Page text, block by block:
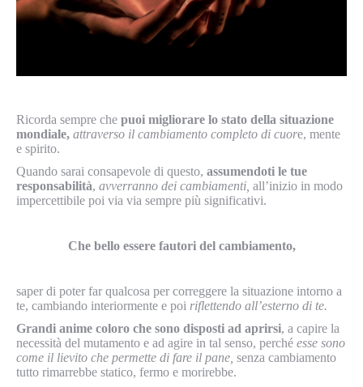
Ricorda sempre che puoi migliorare lo stato della situazione
mondiale, attraverso il cambiamento completo di cuore, mente
e spirito.
Quando sarai consapevole di questo, assumendoti le tue
responsabilità, avverranno dei cambiamenti, all’inizio in modo
impercettibile poi via via sempre più significativi.
Che bello essere fautori del cambiamento,
saper di poter far qualcosa per correggere la situazione intorno a
te, cambiando interiormente e poi riflettendo all’esterno di te.
Grandi anime coloro che sono disposti ad aprirsi, a capire la
necessità del mutamento e ad agire in tal senso, perché esse sono
come il lievito che permette di fare il pane, senza cambiamento
tutto rimarrebbe statico, fermo e morirebbe.